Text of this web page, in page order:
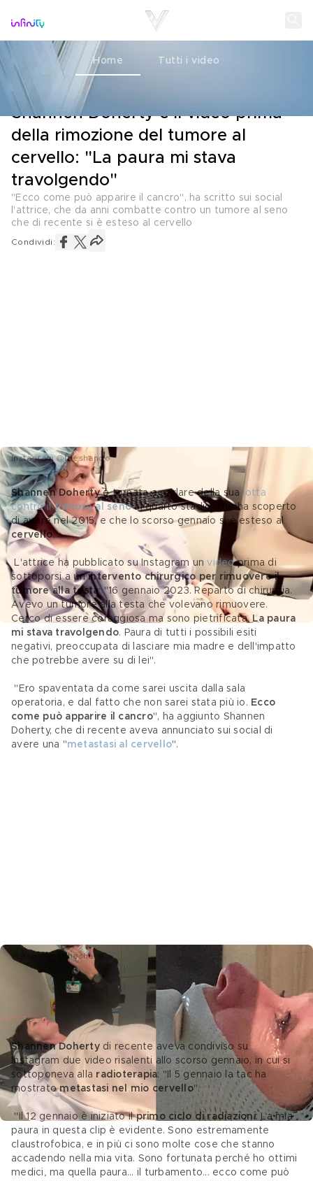
Home Tutti i video
SALUTE
Shannen Doherty e il video prima
della rimozione del tumore al
cervello: "La paura mi stava
travolgendo"
"Ecco come può apparire il cancro", ha scritto sui social
l'attrice, che da anni combatte contro un tumore al seno
che di recente si è esteso al cervello
Condividi:
Instagram @theshando
Shannen Doherty è tornata a parlare della sua lotta
contro il tumore al seno al quarto stadio, che ha scoperto
di avere nel 2015, e che lo scorso gennaio si è esteso al
cervello.
L'attrice ha pubblicato su Instagram un video prima di
sottoporsi a un intervento chirurgico per rimuovere il
tumore alla testa: "16 gennaio 2023. Reparto di chirurgia.
Avevo un tumore alla testa che volevano rimuovere.
Cerco di essere coraggiosa ma sono pietrificata. La paura
mi stava travolgendo. Paura di tutti i possibili esiti
negativi, preoccupata di lasciare mia madre e dell'impatto
che potrebbe avere su di lei".
operatoria, e dal fatto che non sarei stata più io. Ecco
come può apparire il cancro", ha aggiunto Shannen
Doherty, che di recente aveva annunciato sui social di
avere una "metastasi al cervello".
Instagram @theshando
Shannen Doherty e la lotta contro il
tumore: "Ho metastasi al cervello"
Shannen Doherty di recente aveva condiviso su
Instagram due video risalenti allo scorso gennaio, in cui si
sottoponeva alla radioterapia: "Il 5 gennaio la tac ha
mostrato metastasi nel mio cervello".
"Il 12 gennaio è iniziato il primo ciclo di radiazioni. La mia
paura in questa clip è evidente. Sono estremamente
claustrofobica, e in più ci sono molte cose che stanno
accadendo nella mia vita. Sono fortunata perché ho ottimi
medici , ma quella paura... il turbamento... ecco come può